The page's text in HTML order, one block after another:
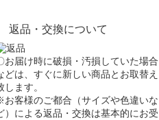
返品・交換について
お届け時に破損・汚損していた場合
どは、すぐに新しい商品とお取替え
します。
お客様のご都合（サイズや色違いな
）による返品・交換は基本的にお受